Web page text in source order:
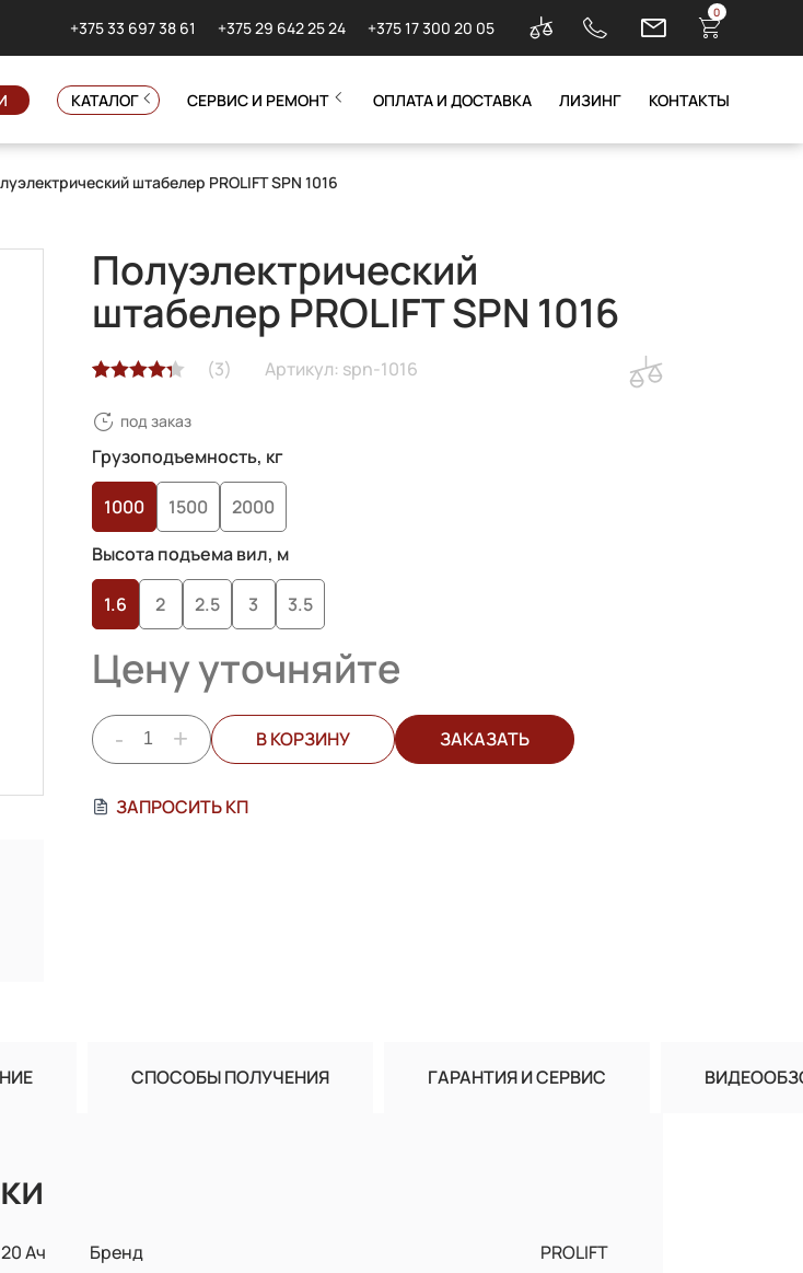
+375 33 697 38 61 +375 29 642 25 24 +375 17 300 20 05
0
КАТАЛОГ СЕРВИС И РЕМОНТ ОПЛАТА И ДОСТАВКА ЛИЗИНГ КОНТАКТЫ
штабелер PROLIFT SPN 1016
Полуэлектрический
штабелер PROLIFT SPN 1016
4.33из 5
на основе
пользователей
(3) Артикул: spn-1016
под заказ
Грузоподъемность, кг
1000 1500
2000
Высота подъема вил, м
1.6 2 2.5 3 3.5
Цену уточняйте
- + В КОРЗИНУ ЗАКАЗАТЬ
ЗАПРОСИТЬ КП
СПОСОБЫ ПОЛУЧЕНИЯ ГАРАНТИЯ И СЕРВИС
Ач Бренд
PROLIFT